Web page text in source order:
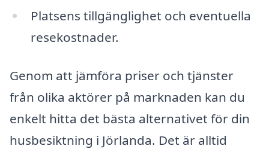
Platsens tillgänglighet och eventuella
resekostnader.
Genom att jämföra priser och tjänster
från olika aktörer på marknaden kan du
enkelt hitta det bästa alternativet för din
husbesiktning i Jörlanda. Det är alltid